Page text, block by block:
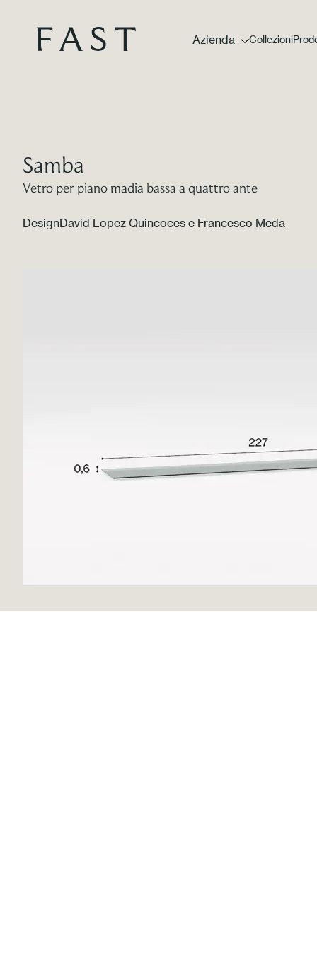
Azienda Collezioni
Samba
Vetro per piano madia bassa a quattro ante
DesignDavid Lopez Quincoces e Francesco Meda